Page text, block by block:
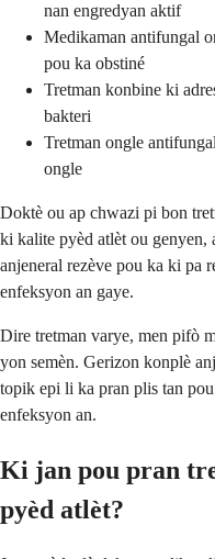
nan engredyan aktif
Medikaman antifungal
pou ka obstiné
Tretman konbine ki
bakteri
Tretman ongle
ongle
Doktè ou ap chwazi pi bon
ki kalite pyèd atlèt ou genyen,
anjeneral rezève pou ka ki pa
enfeksyon an gaye.
Dire tretman varye, men pifò
yon semèn. Gerizon konplè
topik epi li ka pran plis tan
enfeksyon an.
Ki jan pou pran
pyèd atlèt?